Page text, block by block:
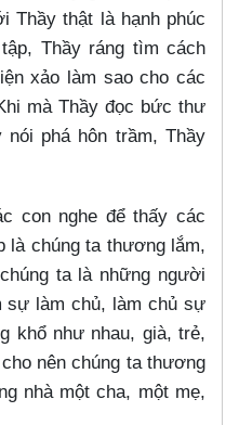
Thầy thật là hạnh phúc
Thầy ráng tìm cách
xảo làm sao cho các
mà Thầy đọc bức thư
phá hôn trầm, Thầy
con nghe để thấy các
là chúng ta thương lắm,
ta là những người
làm chủ, làm chủ sự
khổ như nhau, già, trẻ,
nên chúng ta thương
nhà một cha, một mẹ,